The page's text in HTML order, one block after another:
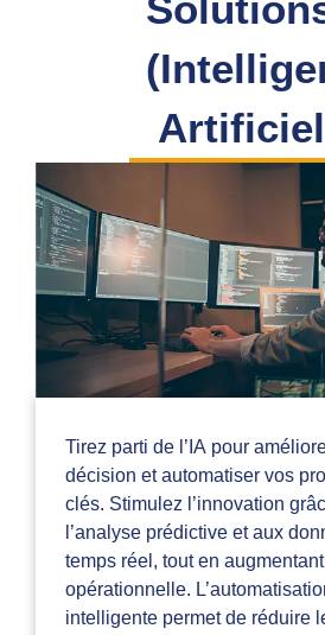
Tirez parti de l’IA pour
décision et automatiser vos
clés. Stimulez l’innovation
l’analyse prédictive et aux
temps réel, tout en
opérationnelle.
intelligente permet de réduire